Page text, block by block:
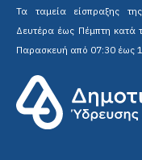
Τα ταμεία είσπραξης
Δευτέρα έως Πέμπτη κατά
Παρασκευή από 07:30 έως